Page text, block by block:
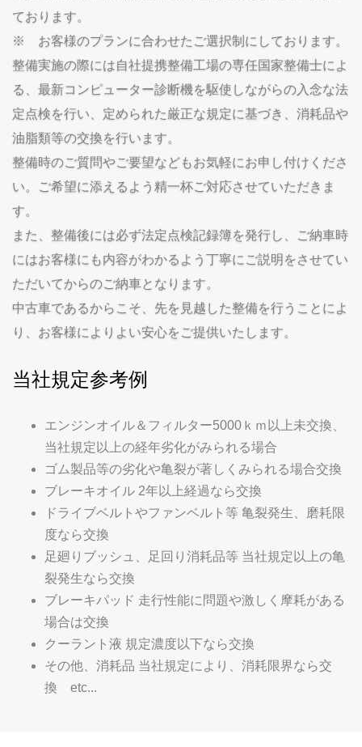
ております。
※ お客様のプランに合わせたご選択制にしております。
整備実施の際には自社提携整備工場の専任国家整備士によ
る、最新コンピューター診断機を駆使しながらの入念な法
定点検を行い、定められた厳正な規定に基づき、消耗品や
油脂類等の交換を行います。
整備時のご質問やご要望などもお気軽にお申し付けくださ
い。ご希望に添えるよう精一杯ご対応させていただきま
す。
また、整備後には必ず法定点検記録簿を発行し、ご納車時
にはお客様にも内容がわかるよう丁寧にご説明をさせてい
ただいてからのご納車となります。
中古車であるからこそ、先を見越した整備を行うことによ
り、お客様によりよい安心をご提供いたします。
当社規定参考例
エンジンオイル＆フィルター5000ｋｍ以上未交換、
当社規定以上の経年劣化がみられる場合
ゴム製品等の劣化や亀裂が著しくみられる場合交換
ブレーキオイル 2年以上経過なら交換
ドライブベルトやファンベルト等 亀裂発生、磨耗限
度なら交換
足廻りブッシュ、足回り消耗品等 当社規定以上の亀
裂発生なら交換
ブレーキパッド 走行性能に問題や激しく摩耗がある
場合は交換
クーラント液 規定濃度以下なら交換
その他、消耗品 当社規定により、消耗限界なら交
換 etc...